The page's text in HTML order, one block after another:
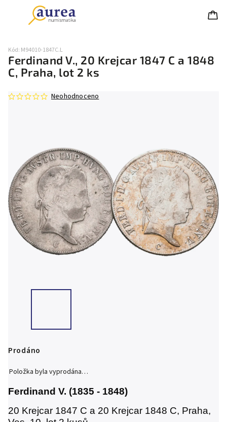
Ferdinand V., 20 Krejcar 1847 C a 1848
C, Praha, lot 2 ks
Kód: M94010-1847C.L
Neohodnoceno
Prodáno
Položka byla vyprodána…
Ferdinand V. (1835 - 1848)
20 Krejcar 1847 C a 20 Krejcar 1848 C, Praha,